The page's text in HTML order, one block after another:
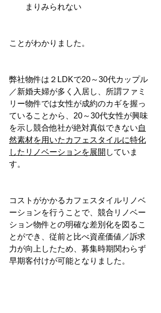
まりみられない
ことがわかりました。
弊社物件は２LDKで20～30代カップル
／新婚夫婦が多く入居し、所謂ファミ
リー物件では女性が成約のカギを握っ
ていることから、20～30代女性が興味
を示し競合他社が絶対真似できない自
然素材を用いたカフェスタイルに特化
したリノベーションを展開 していま
す。
コストがかかるカフェスタイルリノベ
ーションを行うことで、競合リノベー
ション物件との明確な差別化を図るこ
とができ、従前と比べ資産価値／訴求
力が向上したため、募集時期関わらず
早期客付けが可能となりました。